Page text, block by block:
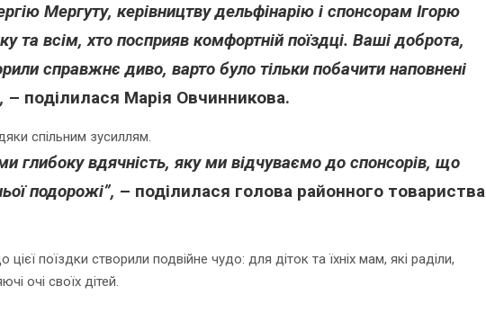
Мергуту, керівництву дельфінарію і спонсорам Ігорю
та всім, хто посприяв комфортній поїздці. Ваші доброта,
справжнє диво, варто було тільки побачити наповнені
– поділилася Марія Овчинникова.
спільним зусиллям.
глибоку вдячність, яку ми відчуваємо до спонсорів, що
подорожі”, – поділилася голова районного товариства
цієї поїздки створили подвійне чудо: для діток та їхніх мам, які раділи,
очі своїх дітей.